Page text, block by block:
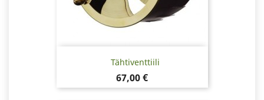
Tähtiventtiili
Hinta
67,00 €